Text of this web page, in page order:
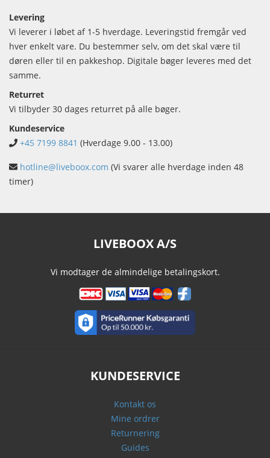
Levering
Vi leverer i løbet af 1-5 hverdage. Leveringstid fremgår ved
hver enkelt vare. Du bestemmer selv, om det skal være til
døren eller til en pakkeshop. Digitale bøger leveres med det
samme.
Returret
Vi tilbyder 30 dages returret på alle bøger.
Kundeservice
+45 7199 8841 (Hverdage 9.00 - 13.00)
hotline@liveboox.com (Vi svarer alle hverdage inden 48
timer)
LIVEBOOX A/S
Vi modtager de almindelige betalingskort.
KUNDESERVICE
Kontakt os
Mine ordrer
Returnering
Guides